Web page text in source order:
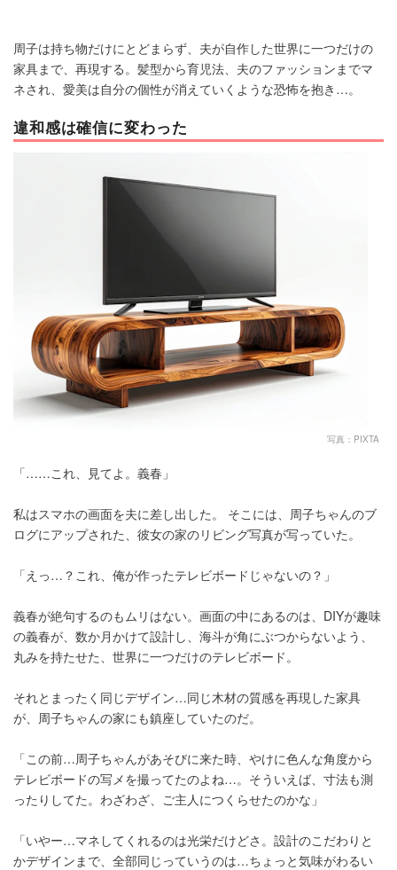
周子は持ち物だけにとどまらず、夫が自作した世界に一つだけの
家具まで、再現する。髪型から育児法、夫のファッションまでマ
ネされ、愛美は自分の個性が消えていくような恐怖を抱き…。
違和感は確信に変わった
写真：PIXTA
「……これ、見てよ。義春」
私はスマホの画面を夫に差し出した。 そこには、周子ちゃんのブ
ログにアップされた、彼女の家のリビング写真が写っていた。
「えっ…？これ、俺が作ったテレビボードじゃないの？」
義春が絶句するのもムリはない。画面の中にあるのは、DIYが趣味
の義春が、数か月かけて設計し、海斗が角にぶつからないよう、
丸みを持たせた、世界に一つだけのテレビボード。
それとまったく同じデザイン…同じ木材の質感を再現した家具
が、周子ちゃんの家にも鎮座していたのだ。
「この前…周子ちゃんがあそびに来た時、やけに色んな角度から
テレビボードの写メを撮ってたのよね…。そういえば、寸法も測
ったりしてた。わざわざ、ご主人につくらせたのかな」
「いやー…マネしてくれるのは光栄だけどさ。設計のこだわりと
かデザインまで、全部同じっていうのは…ちょっと気味がわるい